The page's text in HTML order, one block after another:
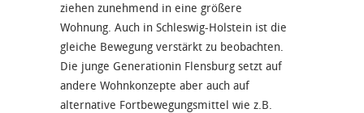
ziehen zunehmend in eine größere
Wohnung. Auch in Schleswig-Holstein ist die
gleiche Bewegung verstärkt zu beobachten.
Die junge Generationin Flensburg setzt auf
andere Wohnkonzepte aber auch auf
alternative Fortbewegungsmittel wie z.B.